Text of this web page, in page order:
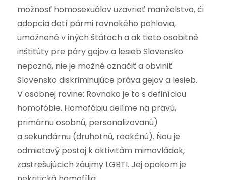
možnosť homosexuálov uzavrieť manželstvo, či
adopcia detí pármi rovnakého pohlavia,
umožnené v iných štátoch a ak tieto osobitné
inštitúty pre páry gejov a lesieb Slovensko
nepozná, nie je možné označiť a obviniť
Slovensko diskriminujúce práva gejov a lesieb.
V osobnej rovine: Rovnako je to s definíciou
homofóbie. Homofóbiu delíme na pravú,
primárnu osobnú, personalizovanú)
a sekundárnu (druhotnú, reakčnú). Ňou je
odmietavý postoj k aktivitám mimovládok,
zastrešujúcich záujmy LGBTI. Jej opakom je